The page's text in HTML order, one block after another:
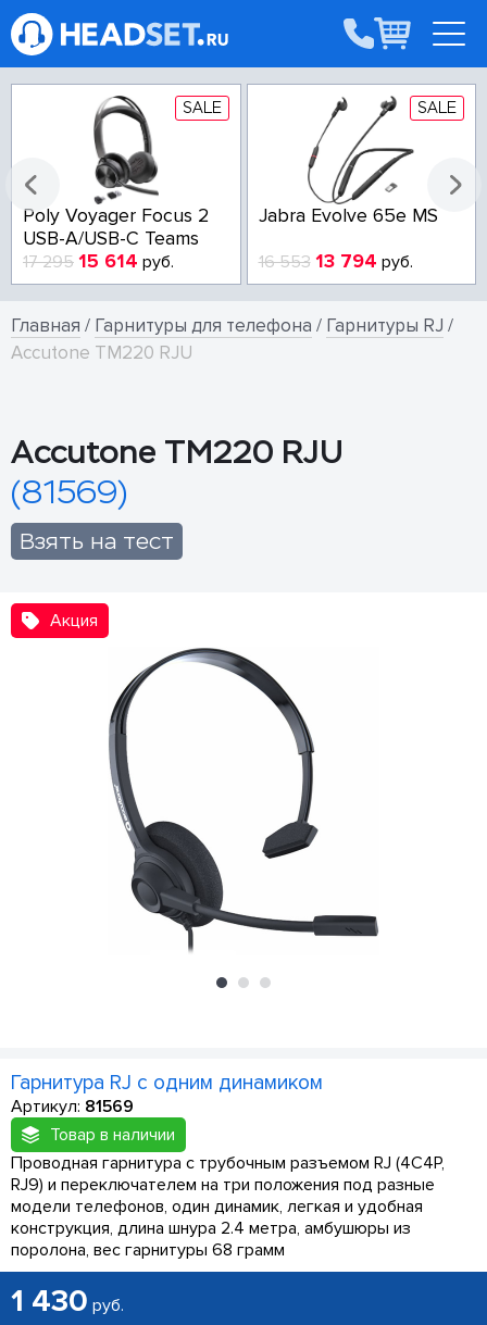
SALE
Poly Voyager Focus 2
USB-A/USB-C Teams
17 295 15 614 руб.
SALE
Jabra Evolve 65e MS
16 553 13 794 руб.
Главная / Гарнитуры для телефона / Гарнитуры RJ /
Accutone TM220 RJU
Accutone TM220 RJU
(81569)
Взять на тест
Акция
Гарнитура RJ с одним динамиком
Артикул: 81569
Товар в наличии
Проводная гарнитура с трубочным разъемом RJ (4C4P,
RJ9) и переключателем на три положения под разные
модели телефонов, один динамик, легкая и удобная
конструкция, длина шнура 2.4 метра, амбушюры из
поролона, вес гарнитуры 68 грамм
1 430 руб.